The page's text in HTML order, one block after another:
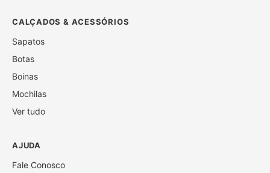
CALÇADOS & ACESSÓRIOS
Sapatos
Botas
Boinas
Mochilas
Ver tudo
AJUDA
Fale Conosco